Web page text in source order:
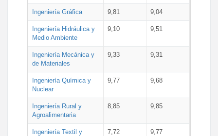
Ingeniería Gráfica 9,81 9,04
Ingeniería Hidráulica y
Medio Ambiente
9,10 9,51
Ingeniería Mecánica y
de Materiales
9,33 9,31
Ingeniería Química y
Nuclear
9,77 9,68
Ingeniería Rural y
Agroalimentaria
8,85 9,85
Ingeniería Textil y
7,72 9,77